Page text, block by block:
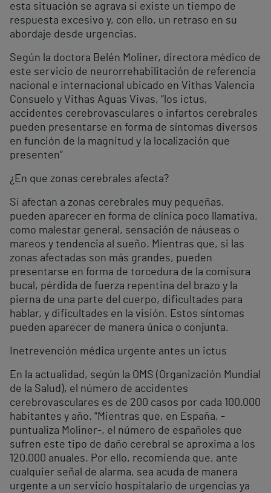
esta situación se agrava si existe un tiempo de
respuesta excesivo y, con ello, un retraso en su
abordaje desde urgencias.
Según la doctora Belén Moliner, directora médico de
este servicio de neurorrehabilitación de referencia
nacional e internacional ubicado en Vithas Valencia
Consuelo y Vithas Aguas Vivas, “los ictus,
accidentes cerebrovasculares o infartos cerebrales
pueden presentarse en forma de síntomas diversos
en función de la magnitud y la localización que
presenten”
¿En que zonas cerebrales afecta?
Si afectan a zonas cerebrales muy pequeñas,
pueden aparecer en forma de clínica poco llamativa,
como malestar general, sensación de náuseas o
mareos y tendencia al sueño. Mientras que, si las
zonas afectadas son más grandes, pueden
presentarse en forma de torcedura de la comisura
bucal, pérdida de fuerza repentina del brazo y la
pierna de una parte del cuerpo, dificultades para
hablar, y dificultades en la visión. Estos síntomas
pueden aparecer de manera única o conjunta.
Inetrevención médica urgente antes un ictus
En la actualidad, según la OMS (Organización Mundial
de la Salud), el número de accidentes
cerebrovasculares es de 200 casos por cada 100.000
habitantes y año. “Mientras que, en España, -
puntualiza Moliner-, el número de españoles que
sufren este tipo de daño cerebral se aproxima a los
120.000 anuales. Por ello, recomienda que, ante
cualquier señal de alarma, sea acuda de manera
urgente a un servicio hospitalario de urgencias ya